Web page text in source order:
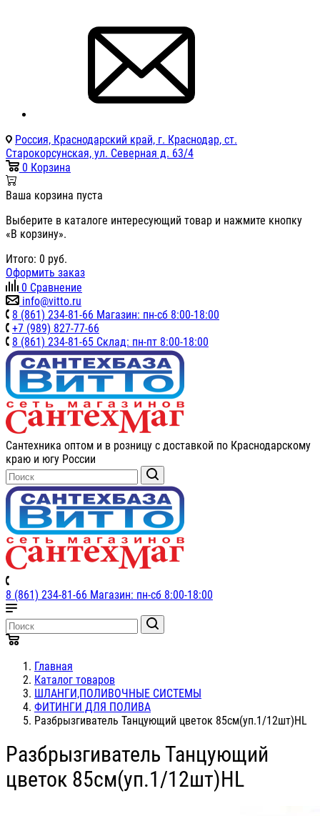
Россия, Краснодарский край, г. Краснодар, ст.
Старокорсунская, ул. Северная д. 63/4
0 Корзина
Ваша корзина пуста
Выберите в каталоге интересующий товар и нажмите кнопку
«В корзину».
Итого: 0 руб.
Оформить заказ
0 Сравнение
info@vitto.ru
8 (861) 234-81-66 Магазин: пн-сб 8:00-18:00
+7 (989) 827-77-66
8 (861) 234-81-65 Склад: пн-пт 8:00-18:00
Сантехника оптом и в розницу с доставкой по Краснодарскому
краю и югу России
8 (861) 234-81-66 Магазин: пн-сб 8:00-18:00
Главная
Каталог товаров
ШЛАНГИ,ПОЛИВОЧНЫЕ СИСТЕМЫ
ФИТИНГИ ДЛЯ ПОЛИВА
Разбрызгиватель Танцующий цветок 85см(уп.1/12шт)HL
Разбрызгиватель Танцующий
цветок 85см(уп.1/12шт)HL